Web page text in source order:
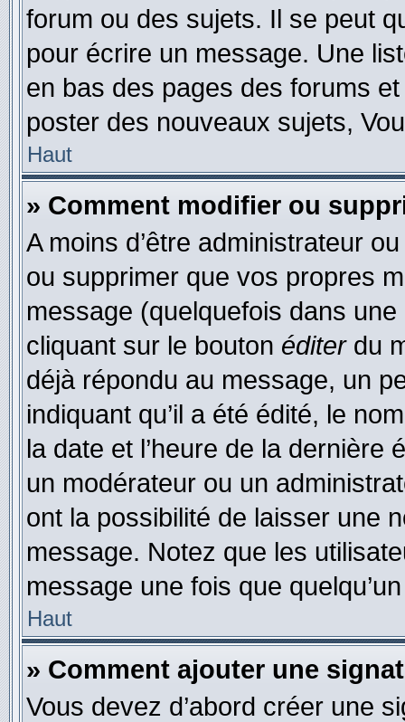
forum ou des sujets. Il se peut
pour écrire un message. Une
en bas des pages des forums
poster des nouveaux sujets,
Haut
» Comment modifier ou
A moins d’être administrateur
ou supprimer que vos propres
message (quelquefois dans
cliquant sur le bouton éditerdu
déjà répondu au message, un
indiquant qu’il a été édité, le
la date et l’heure de la dernière
un modérateur ou un
ont la possibilité de laisser une
message. Notez que les
message une fois que
Haut
» Comment ajouter une
Vous devez d’abord créer une